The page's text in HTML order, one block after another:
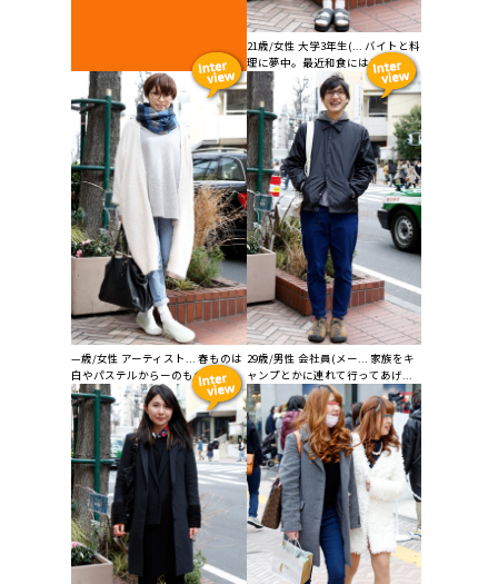
21歳/女性 大学3年生(... バイトと料
理に夢中。最近和食にはまっ...
—歳/女性 アーティスト... 春ものは
白やパステルからーのものが多...
29歳/男性 会社員(メー... 家族をキ
ャンプとかに連れて行ってあげ...